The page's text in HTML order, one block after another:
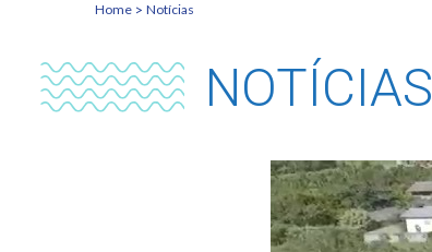
Home Notícias
NOTÍCIAS